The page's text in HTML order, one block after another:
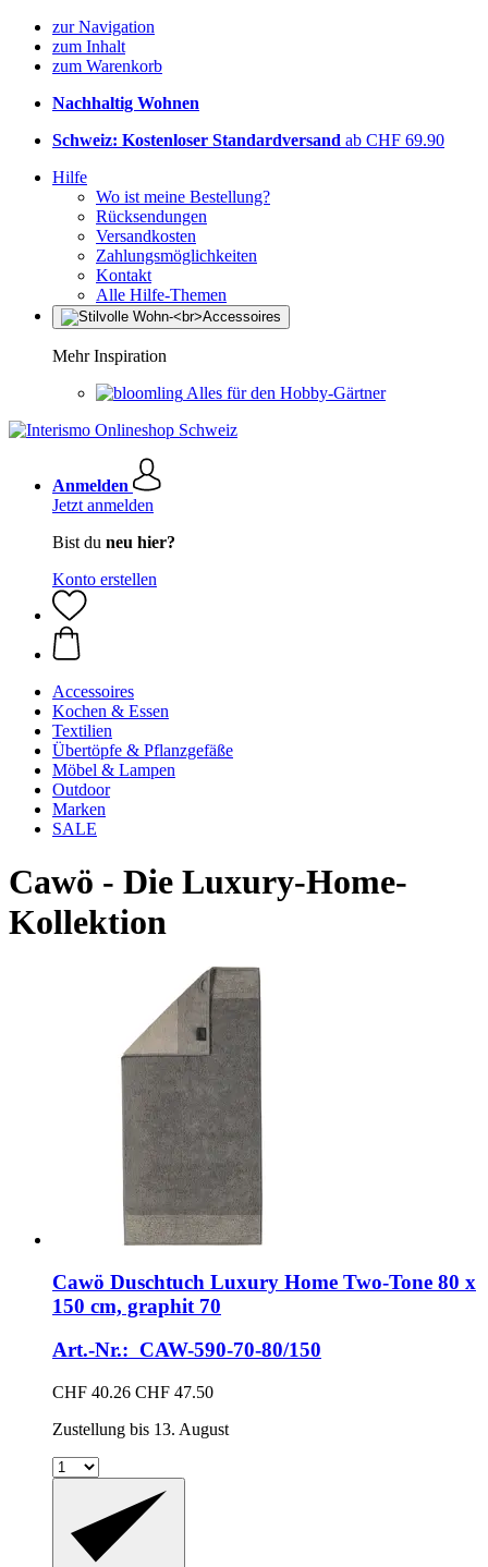
zur Navigation
zum Inhalt
zum Warenkorb
Nachhaltig Wohnen
Schweiz: Kostenloser Standardversand ab CHF 69.90
Hilfe
Wo ist meine Bestellung?
Rücksendungen
Versandkosten
Zahlungsmöglichkeiten
Kontakt
Alle Hilfe-Themen
Mehr Inspiration
Alles für den Hobby-Gärtner
Anmelden
Jetzt anmelden
Bist du neu hier?
Konto erstellen
Accessoires
Kochen & Essen
Textilien
Übertöpfe & Pflanzgefäße
Möbel & Lampen
Outdoor
Marken
SALE
Cawö - Die Luxury-Home-
Kollektion
Cawö Duschtuch Luxury Home Two-​Tone 80 x
150 cm, graphit 70
Art.-Nr.: CAW-590-70-80/150
CHF 40.26 CHF 47.50
Zustellung bis 13. August